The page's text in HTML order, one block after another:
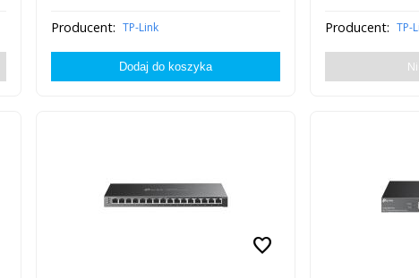
Producent: TP-Link Producent: TP-
favorite